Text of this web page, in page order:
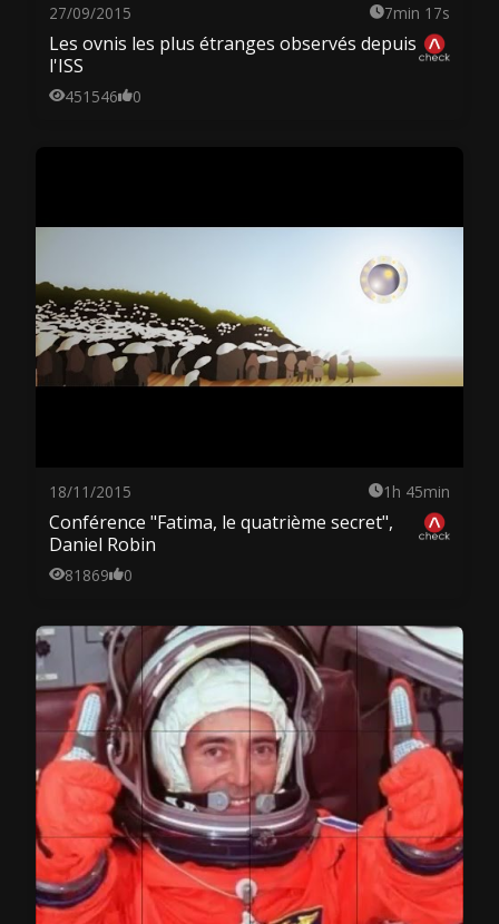
27/09/2015 7min 17s
Les ovnis les plus étranges observés depuis
l'ISS
451546 0
18/11/2015 1h 45min
Conférence "Fatima, le quatrième secret",
Daniel Robin
81869 0